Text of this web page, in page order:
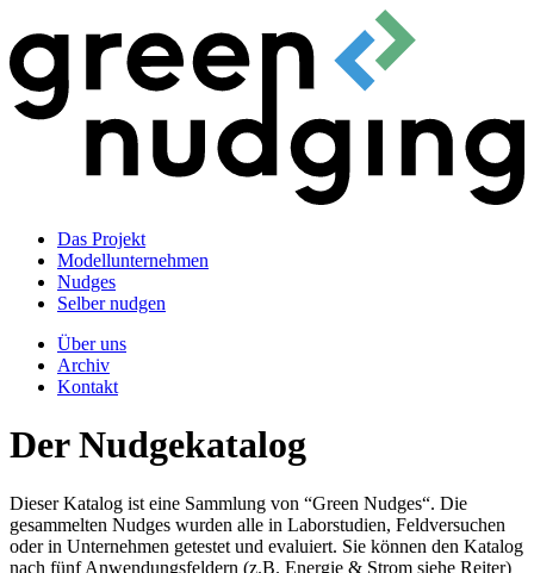
Das Projekt
Modellunternehmen
Nudges
Selber nudgen
Über uns
Archiv
Kontakt
Der Nudgekatalog
Dieser Katalog ist eine Sammlung von “Green Nudges“. Die
gesammelten Nudges wurden alle in Laborstudien, Feldversuchen
oder in Unternehmen getestet und evaluiert. Sie können den Katalog
nach fünf Anwendungsfeldern (z.B. Energie & Strom siehe Reiter)